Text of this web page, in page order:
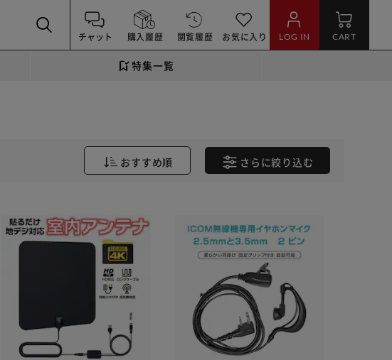
チャット 購入履歴 閲覧履歴 お気に入り LOG IN CART
特集一覧
おすすめ順 さらに絞り込む